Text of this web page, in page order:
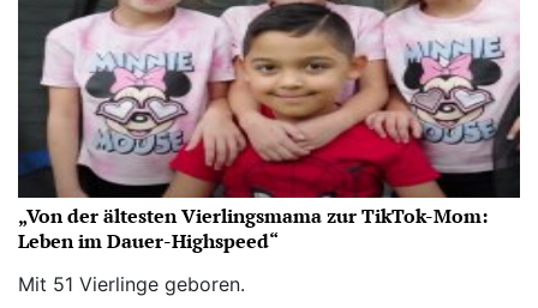
„Von der ältesten Vierlingsmama zur TikTok-Mom:
Leben im Dauer-Highspeed“
Mit 51 Vierlinge geboren.